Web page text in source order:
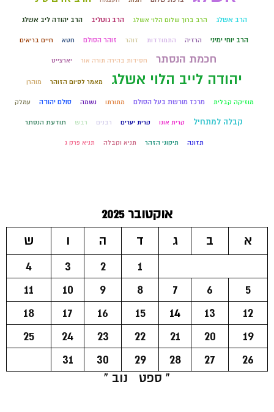
הרב אשלג הרב ברוך שלום הלוי אשלג הרב גוטליב הרב יהודה ליב אשלג
הרב יוחי ימיני הרזיה התמודדות זוהר זוהר הסולם חטא חיים בריאים
חכמת הנסתר חסידות בהירה תורה אור יארצייט
יהודה לייב הלוי אשלג מאמר לסיום הזוהר מוהרן
מוזיקה קבלית מרכז מורשת בעל הסולם מתורתו נשמה סולם יהודה עמלק
קבלה למתחיל קרית אונו קרית יערים רבנים רבש תודעת הנסתר
תזונה תיקוני הזהר תניא וקבלה תניא פרק ג
אוקטובר 2025
א
ב ג ד ה ו
ש
1
2
3
4
5
6
7
8
9
10
11
12
13
14
15
16
17
18
19
20
21
22
23
24
25
26
27
28
29
30
31
« ספט
נוב »